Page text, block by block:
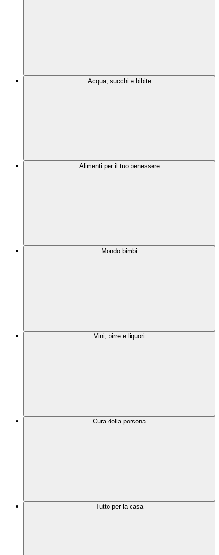
Acqua, succhi e bibite
Alimenti per il tuo benessere
Mondo bimbi
Vini, birre e liquori
Cura della persona
Tutto per la casa